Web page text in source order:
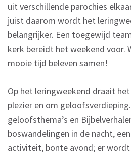
uit verschillende parochies
juist daarom wordt het
belangrijker. Een toegewijd
kerk bereidt het weekend voor.
mooie tijd beleven samen!
Op het leringweekend draait
plezier en om
geloofsthema’s en
boswandelingen in de nacht,
activiteit, bonte avond; er